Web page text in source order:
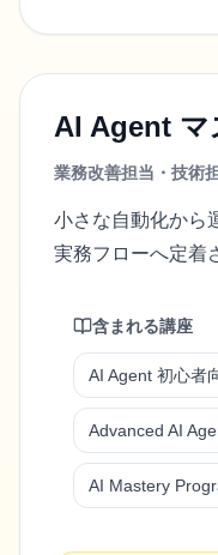
AI Agent マ
業務改善担当・技術
小さな自動化から
実務フローへ定着
含まれる講座
AI Agent 初心者
Advanced AI
AI Mastery